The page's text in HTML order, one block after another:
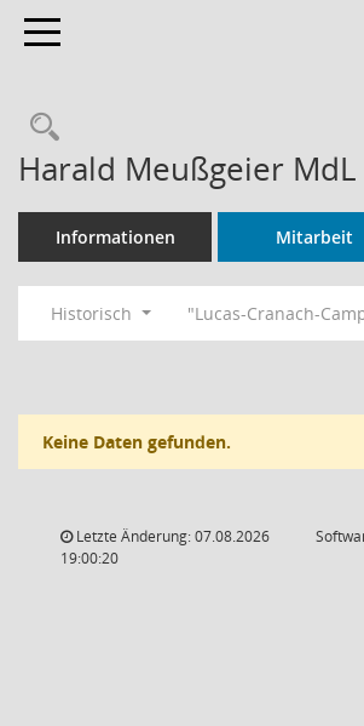
Toggle navigation
Rechercheauswahl
Harald Meußgeier MdL
Informationen Mitarbeit
Historisch "Lucas-Cranach-
Keine Daten gefunden.
Letzte Änderung: 07.08.2026
19:00:20